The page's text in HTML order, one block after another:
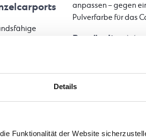
Details
Funktionalität der Website
niedrigen
für ein
jeder Seite
der Größe
auf denen die
sind unter der
anpassen – gegen
Pulverfarbe für das
Beständige
Die Einzelcarports
zertifizierten
auch eine lange
verlässliche und
für die hohe
und Feuer. Einen
Carport benötigt